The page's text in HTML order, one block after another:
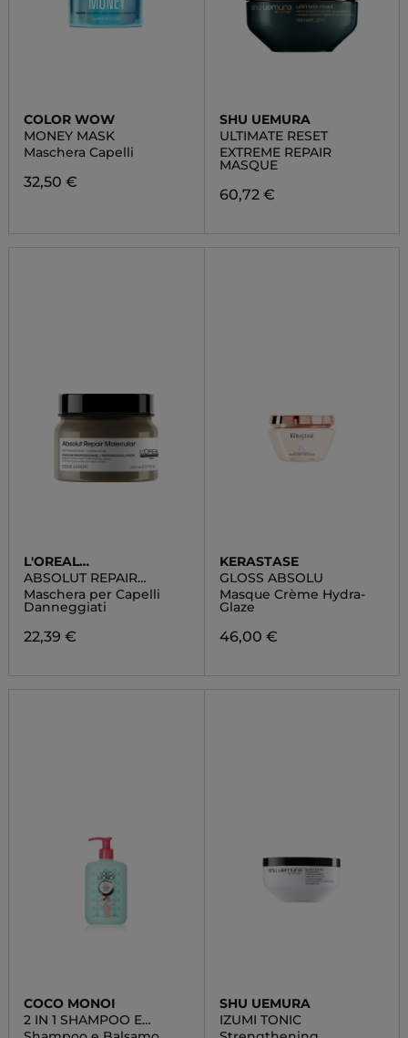
COLOR WOW
MONEY MASK
Maschera Capelli
32,50 €
SHU UEMURA
ULTIMATE RESET
EXTREME REPAIR
MASQUE
60,72 €
L'OREAL
PROFESSIONNEL
ABSOLUT REPAIR
MOLECULAR
Maschera per Capelli
Danneggiati
22,39 €
KERASTASE
GLOSS ABSOLU
Masque Crème Hydra-
Glaze
46,00 €
COCO MONOI
2 IN 1 SHAMPOO E
BALSAMO
SHU UEMURA
IZUMI TONIC